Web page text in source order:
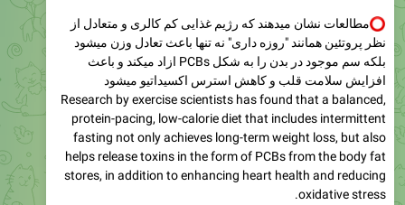
مطالعات نشان میدهند که رژیم غذایی کم کالری و متعادل از
نظر پروتئین همانند "روزه داری" نه تنها باعث تعادل وزن میشود
بلکه سم موجود در بدن را به شکل PCBs ازاد میکند و باعث
افزایش سلامت قلب و کاهش استرس اکسیداتیو میشود
Research by exercise scientists has found that a balanced,
protein-pacing, low-calorie diet that includes intermittent
fasting not only achieves long-term weight loss, but also
helps release toxins in the form of PCBs from the body fat
stores, in addition to enhancing heart health and reducing
oxidative stress.